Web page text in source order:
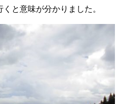
と意味が分かりました。